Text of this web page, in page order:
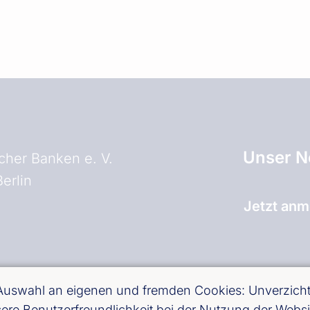
an eigenen und fremden Cookies:
Banken e. V.
Unser
Jetzt